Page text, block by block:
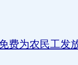
费为农民工发